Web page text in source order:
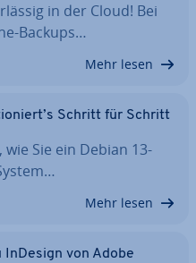
in der Cloud! Bei
Backups…
Mehr lesen
Schritt für Schritt
Sie ein Debian 13-
Mehr lesen
von Adobe